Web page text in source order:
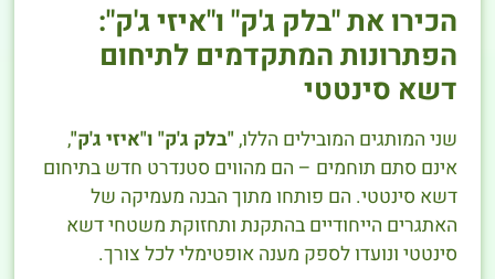
הכירו את "בלק ג'ק" ו"איזי ג'ק":
הפתרונות המתקדמים לתיחום
דשא סינטטי
שני המותגים המובילים הללו, "בלק ג'ק" ו"איזי ג'ק",
אינם סתם תוחמים – הם מהווים סטנדרט חדש בתיחום
דשא סינטטי. הם פותחו מתוך הבנה מעמיקה של
האתגרים הייחודיים בהתקנת ותחזוקת משטחי דשא
סינטטי ונועדו לספק מענה אופטימלי לכל צורך.